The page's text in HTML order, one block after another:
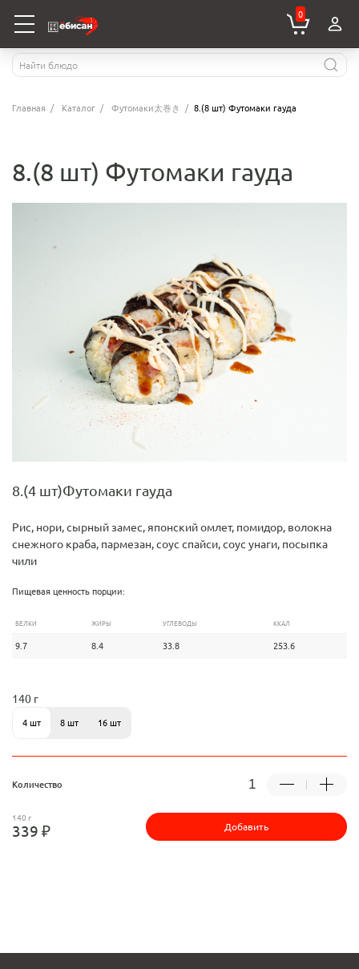
0
Главная Каталог Футомаки太巻き 8.(8 шт) Футомаки гауда
8.(8 шт) Футомаки гауда
8.(4 шт)Футомаки гауда
Рис, нори, сырный замес, японский омлет, помидор, волокна
снежного краба, пармезан, соус спайси, соус унаги, посыпка
чили
Пищевая ценность порции:
БЕЛКИ ЖИРЫ УГЛЕВОДЫ ККАЛ
9.7 8.4 33.8 253.6
140 г
4 шт 8 шт 16 шт
Количество
140 г
339 ₽ Добавить